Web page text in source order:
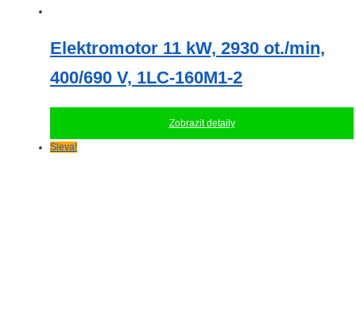
Elektromotor 11 kW, 2930 ot./min,
400/690 V, 1LC-160M1-2
Zobrazit detaily
Sleva!